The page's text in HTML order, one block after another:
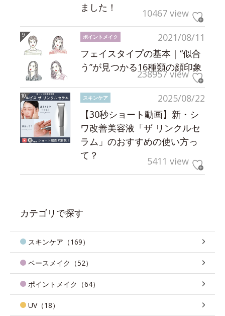
ました！
10467 view
2021/08/11
ポイントメイク
フェイスタイプの基本｜“似合
う”が見つかる16種類の顔印象
238957 view
2025/08/22
スキンケア
【30秒ショート動画】新・シ
ワ改善美容液「ザ リンクルセ
ラム」のおすすめの使い方っ
て？
5411 view
カテゴリで探す
スキンケア（169）
ベースメイク（52）
ポイントメイク（64）
UV（18）